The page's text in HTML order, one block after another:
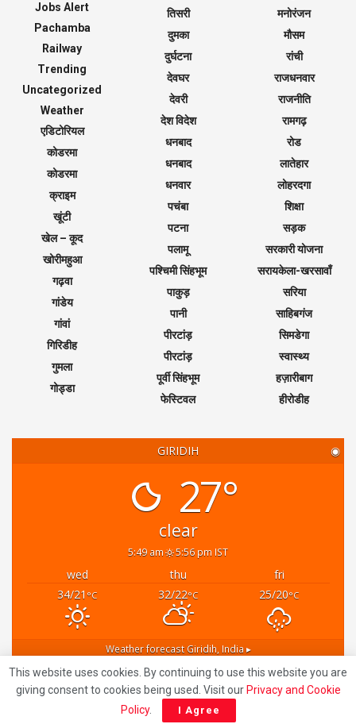
Jobs Alert
Pachamba
Railway
Trending
Uncategorized
Weather
एडिटोरियल
कोडरमा
कोडरमा
क्राइम
खूंटी
खेल – कूद
खोरीमहुआ
गढ़वा
गांडेय
गांवां
गिरिडीह
गुमला
गोड्डा
तिसरी
दुमका
दुर्घटना
देवघर
देवरी
देश विदेश
धनबाद
धनबाद
धनवार
पचंबा
पटना
पलामू
पश्चिमी सिंहभूम
पाकुड़
पानी
पीरटांड़
पीरटांड़
पूर्वी सिंहभूम
फेस्टिवल
मनोरंजन
मौसम
रांची
राजधनवार
राजनीति
रामगढ़
रोड
लातेहार
लोहरदगा
शिक्षा
सड़क
सरकारी योजना
सरायकेला-खरसावाँ
सरिया
साहिबगंज
सिमडेगा
स्वास्थ्य
हज़ारीबाग
हीरोडीह
GIRIDIH ◉
27°
clear
5:49 am 5:56 pm IST
wed thu
fri
34/21 °C 32/22°C 25/20°C
Weather forecast Giridih, India ▸
Recent News
Giridih News: गिरिडीह में साइबर ठगी गिरोह का भंडाफोड़: गैस
This website uses cookies. By continuing to use this website you are
giving consent to cookies being used. Visit our Privacy and Cookie
Policy. I Agree